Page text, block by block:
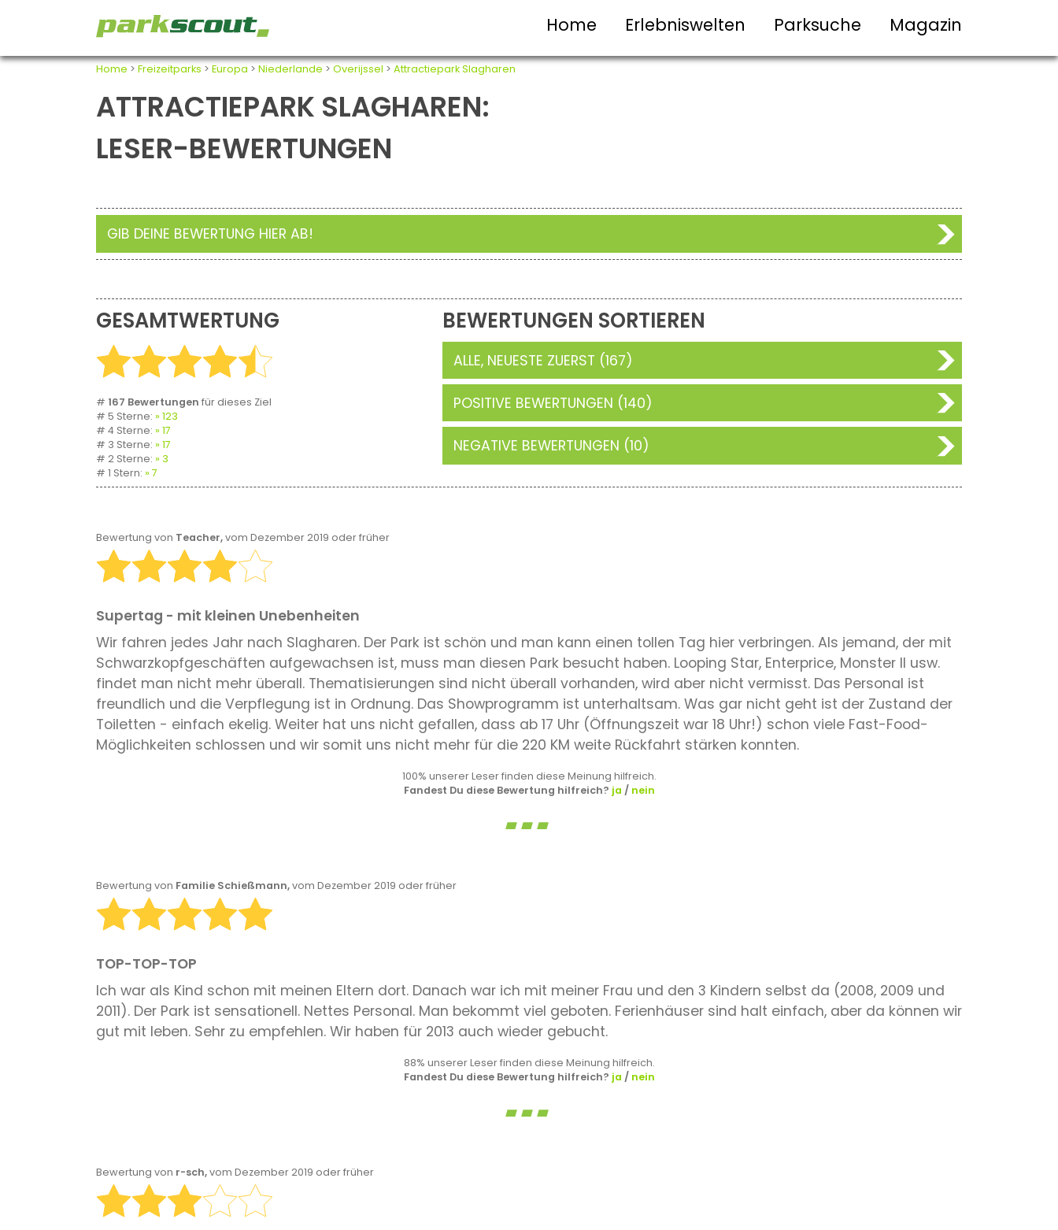
Home Erlebniswelten Parksuche Magazin
Home > Freizeitparks > Europa > Niederlande > Overijssel > Attractiepark Slagharen
ATTRACTIEPARK SLAGHAREN:
LESER-BEWERTUNGEN
GIB DEINE BEWERTUNG HIER AB!
GESAMTWERTUNG
# 167 Bewertungen für dieses Ziel
# 5 Sterne:
123
# 4 Sterne:
17
# 3 Sterne:
17
# 2 Sterne:
3
# 1 Stern:
7
BEWERTUNGEN SORTIEREN
ALLE, NEUESTE ZUERST (167)
POSITIVE BEWERTUNGEN (140)
NEGATIVE BEWERTUNGEN (10)
Bewertung von Teacher,vom Dezember 2019 oder früher
Supertag - mit kleinen Unebenheiten
Wir fahren jedes Jahr nach Slagharen. Der Park ist schön und man kann einen tollen Tag hier verbringen. Als jemand, der mit
Schwarzkopfgeschäften aufgewachsen ist, muss man diesen Park besucht haben. Looping Star, Enterprice, Monster II usw.
findet man nicht mehr überall. Thematisierungen sind nicht überall vorhanden, wird aber nicht vermisst. Das Personal ist
freundlich und die Verpflegung ist in Ordnung. Das Showprogramm ist unterhaltsam. Was gar nicht geht ist der Zustand der
Toiletten - einfach ekelig. Weiter hat uns nicht gefallen, dass ab 17 Uhr (Öffnungszeit war 18 Uhr!) schon viele Fast-Food-
Möglichkeiten schlossen und wir somit uns nicht mehr für die 220 KM weite Rückfahrt stärken konnten.
100% unserer Leser finden diese Meinung hilfreich.
Fandest Du diese Bewertung hilfreich? ja / nein
Bewertung von Familie Schießmann,vom Dezember 2019 oder früher
TOP-TOP-TOP
Ich war als Kind schon mit meinen Eltern dort. Danach war ich mit meiner Frau und den 3 Kindern selbst da (2008, 2009 und
2011). Der Park ist sensationell. Nettes Personal. Man bekommt viel geboten. Ferienhäuser sind halt einfach, aber da können wir
gut mit leben. Sehr zu empfehlen. Wir haben für 2013 auch wieder gebucht.
88% unserer Leser finden diese Meinung hilfreich.
Fandest Du diese Bewertung hilfreich? ja / nein
Bewertung von r-sch,vom Dezember 2019 oder früher